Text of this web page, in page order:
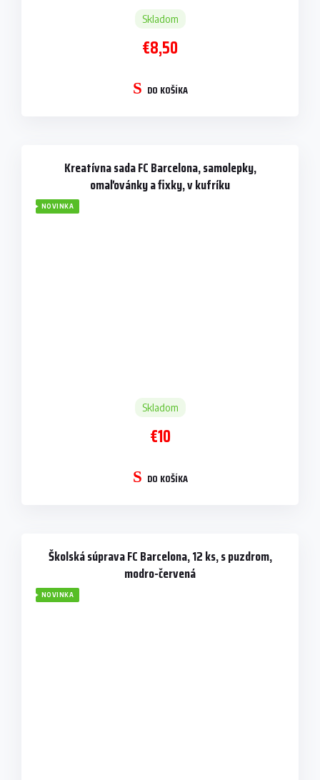
Skladom
€8,50
DO KOŠÍKA
Kreatívna sada FC Barcelona, samolepky,
omaľovánky a fixky, v kufríku
NOVINKA
Skladom
€10
DO KOŠÍKA
Školská súprava FC Barcelona, 12 ks, s puzdrom,
modro-červená
NOVINKA